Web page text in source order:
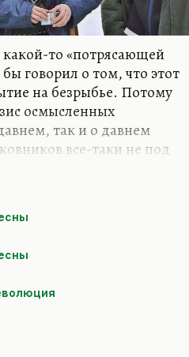
то «потрясающей
говорил о том, что этот
на безрыбье. Потому
осмысленных
так и о давнем
все-таки не под
кино, это не
Это врожденное.
Оно такое
событием десятилетия
весны». При этом
– «Семнадцать
осмысленное,
стилистически
интересной…